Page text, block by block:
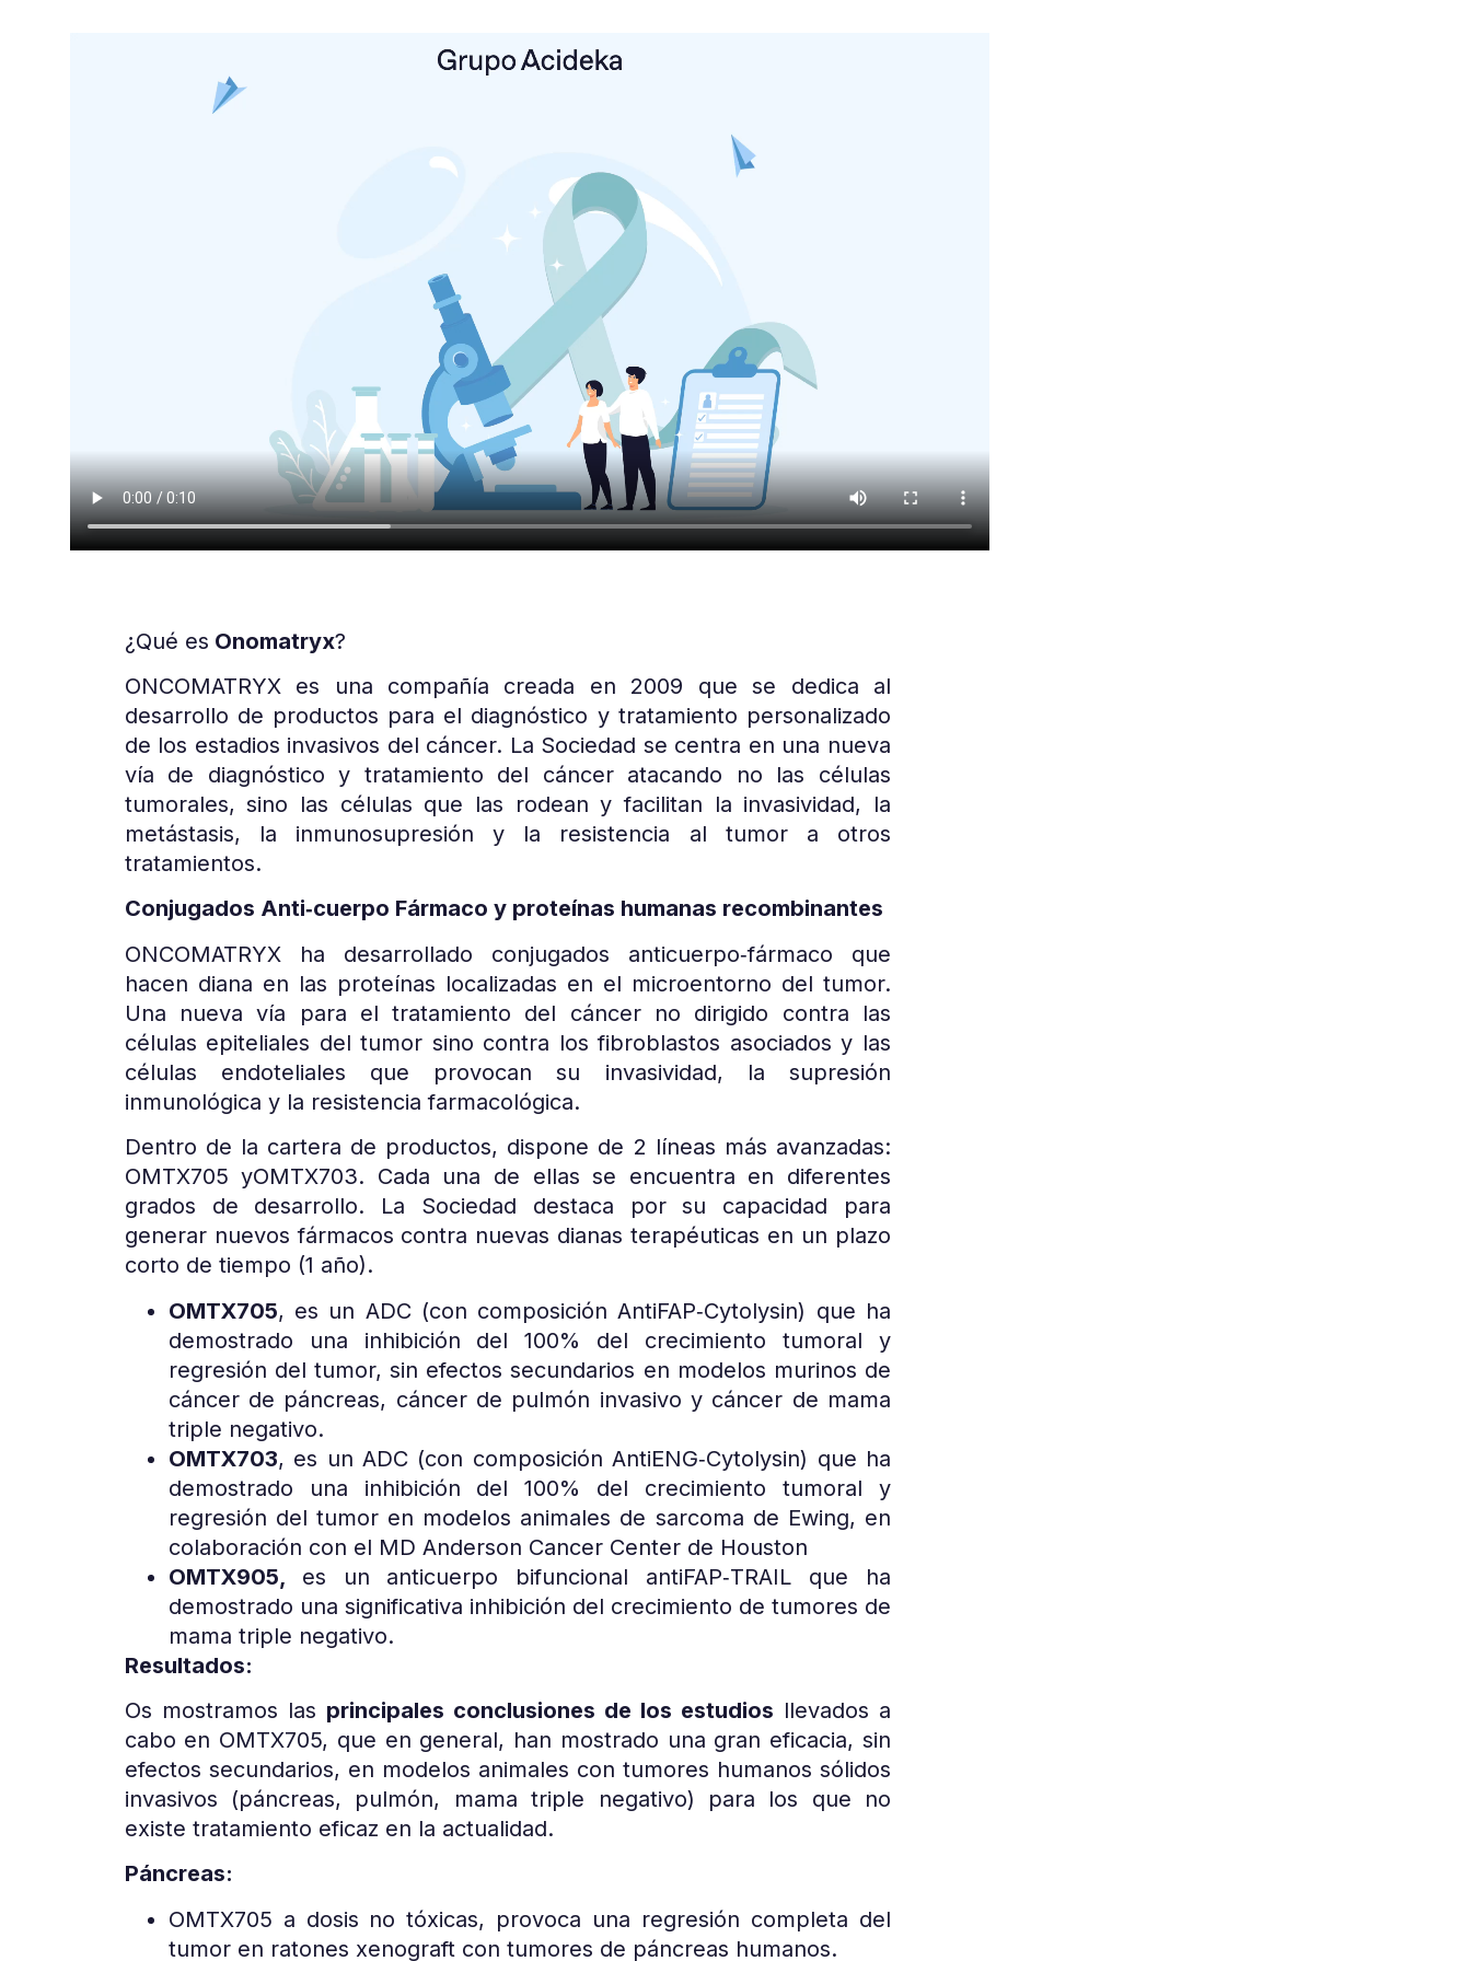
¿Qué es Onomatryx?
ONCOMATRYX es una compañía creada en 2009 que se dedica al
desarrollo de productos para el diagnóstico y tratamiento personalizado
de los estadios invasivos del cáncer. La Sociedad se centra en una nueva
vía de diagnóstico y tratamiento del cáncer atacando no las células
tumorales, sino las células que las rodean y facilitan la invasividad, la
metástasis, la inmunosupresión y la resistencia al tumor a otros
tratamientos.
Conjugados Anti‐cuerpo Fármaco y proteínas humanas recombinantes
ONCOMATRYX ha desarrollado conjugados anticuerpo‐fármaco que
hacen diana en las proteínas localizadas en el microentorno del tumor.
Una nueva vía para el tratamiento del cáncer no dirigido contra las
células epiteliales del tumor sino contra los fibroblastos asociados y las
células endoteliales que provocan su invasividad, la supresión
inmunológica y la resistencia farmacológica.
Dentro de la cartera de productos, dispone de 2 líneas más avanzadas:
OMTX705 yOMTX703. Cada una de ellas se encuentra en diferentes
grados de desarrollo. La Sociedad destaca por su capacidad para
generar nuevos fármacos contra nuevas dianas terapéuticas en un plazo
corto de tiempo (1 año).
OMTX705, es un ADC (con composición AntiFAP‐Cytolysin) que ha
demostrado una inhibición del 100% del crecimiento tumoral y
regresión del tumor, sin efectos secundarios en modelos murinos de
cáncer de páncreas, cáncer de pulmón invasivo y cáncer de mama
triple negativo.
OMTX703, es un ADC (con composición AntiENG‐Cytolysin) que ha
demostrado una inhibición del 100% del crecimiento tumoral y
regresión del tumor en modelos animales de sarcoma de Ewing, en
colaboración con el MD Anderson Cancer Center de Houston
OMTX905, es un anticuerpo bifuncional antiFAP‐TRAIL que ha
demostrado una significativa inhibición del crecimiento de tumores de
mama triple negativo.
Resultados:
Os mostramos las principales conclusiones de los estudios llevados a
cabo en OMTX705, que en general, han mostrado una gran eficacia, sin
efectos secundarios, en modelos animales con tumores humanos sólidos
invasivos (páncreas, pulmón, mama triple negativo) para los que no
existe tratamiento eficaz en la actualidad.
Páncreas:
OMTX705 a dosis no tóxicas, provoca una regresión completa del
tumor en ratones xenograft con tumores de páncreas humanos.